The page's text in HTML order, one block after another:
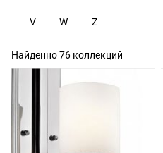
V W Z
Найденно 76 коллекций